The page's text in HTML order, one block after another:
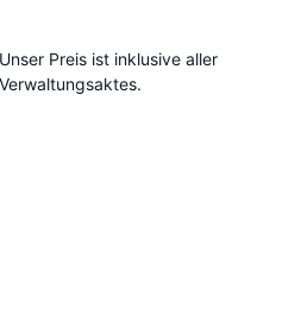
Preis ist inklusive aller